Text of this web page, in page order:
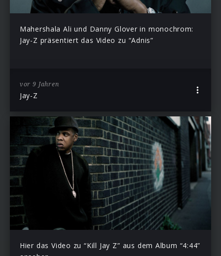
Mahershala Ali und Danny Glover in monochrom:
Jay-Z präsentiert das Video zu “Adnis”
vor 9 Jahren
Jay-Z
Hier das Video zu “Kill Jay Z” aus dem Album “4:44”